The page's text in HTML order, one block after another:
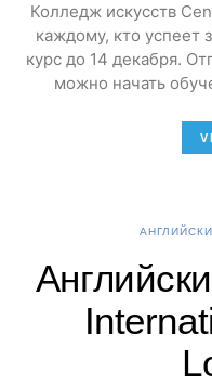
Колледж искусств
каждому, кто успеет
курс до 14 декабря.
можно начать